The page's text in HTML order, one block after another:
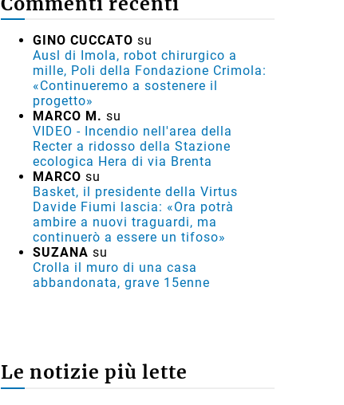
GINO CUCCATO su
Ausl di Imola, robot chirurgico a
mille, Poli della Fondazione Crimola:
«Continueremo a sostenere il
progetto»
MARCO M. su
VIDEO - Incendio nell'area della
Recter a ridosso della Stazione
ecologica Hera di via Brenta
MARCO su
Basket, il presidente della Virtus
Davide Fiumi lascia: «Ora potrà
ambire a nuovi traguardi, ma
continuerò a essere un tifoso»
SUZANA su
Crolla il muro di una casa
abbandonata, grave 15enne
Le notizie più lette